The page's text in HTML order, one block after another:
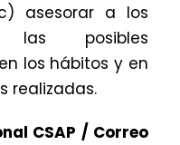
asesorar a los
posibles
los hábitos y en
realizadas.
CSAP / Correo